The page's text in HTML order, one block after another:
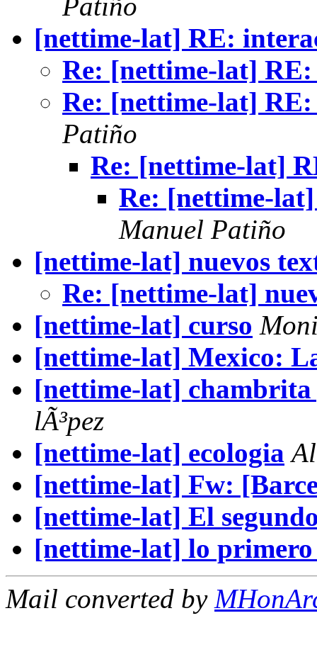
[nettime-lat] RE:
Re: [nettime-lat]
Re: [nettime-lat]
Patiño
Re: [nettime-lat]
Re: [nettime-
Manuel Patiño
[nettime-lat] nuevos
Re: [nettime-lat]
[nettime-lat] curso
[nettime-lat] Mexico:
[nettime-lat]
lÃ³pez
[nettime-lat] ecologia
[nettime-lat] Fw:
[nettime-lat] El
[nettime-lat] lo
Mail converted by